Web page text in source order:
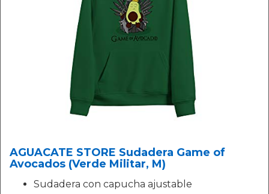
AGUACATE STORE Sudadera Game of
Avocados (Verde Militar, M)
Sudadera con capucha ajustable